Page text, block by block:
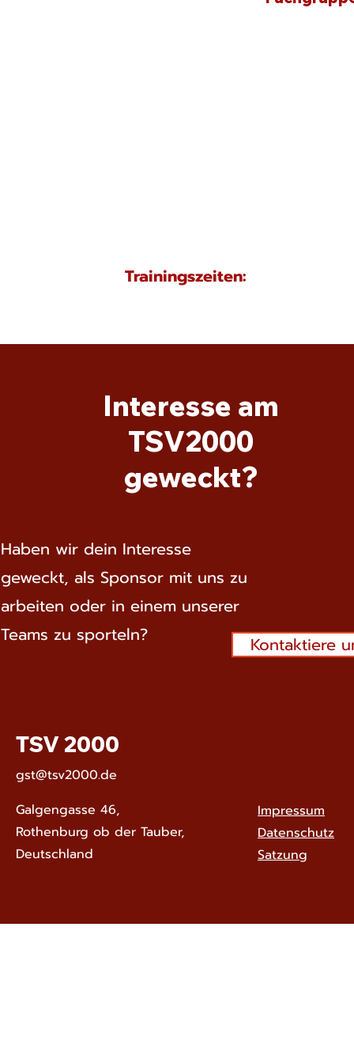
Trainingszeiten:
Interesse am
TSV2000
geweckt?
Haben wir dein Interesse
geweckt, als Sponsor mit uns zu
arbeiten oder in einem unserer
Teams zu sporteln?
Kontaktiere
TSV 2000
gst@tsv2000.de
Galgengasse 46,
Rothenburg ob der Tauber,
Deutschland
Impressum
Datenschutz
Satzung